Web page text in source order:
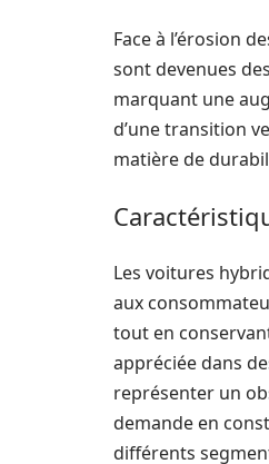
Face à l’érosion
sont devenues
marquant une
d’une transition
matière de
Les voitures
aux
tout en
appréciée dans
représenter un
demande en
différents